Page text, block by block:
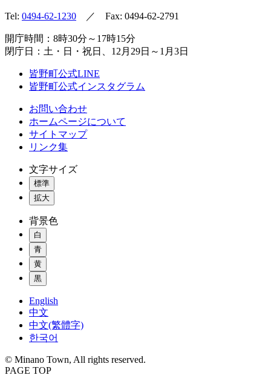
Tel: 0494-62-1230 ／ Fax: 0494-62-2791
開庁時間：8時30分～17時15分
閉庁日：土・日・祝日、12月29日～1月3日
皆野町公式LINE
皆野町公式インスタグラム
お問い合わせ
ホームページについて
サイトマップ
リンク集
文字サイズ
標準
拡大
背景色
白
青
黄
黒
English
中文
中文(繁體字)
한국어
© Minano Town, All rights reserved.
PAGE TOP